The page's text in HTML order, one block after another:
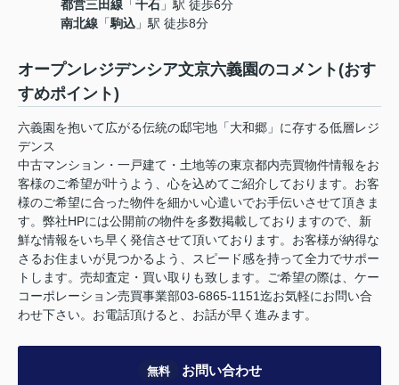
都営三田線 「千石 」駅 徒歩6分
南北線 「駒込 」駅 徒歩8分
オープンレジデンシア文京六義園のコメント(おす
すめポイント)
六義園を抱いて広がる伝統の邸宅地「大和郷」に存する低層レジ
デンス
中古マンション・一戸建て・土地等の東京都内売買物件情報をお
客様のご希望が叶うよう、心を込めてご紹介しております。お客
様のご希望に合った物件を細かい心遣いでお手伝いさせて頂きま
す。弊社HPには公開前の物件を多数掲載しておりますので、新
鮮な情報をいち早く発信させて頂いております。お客様が納得な
さるお住まいが見つかるよう、スピード感を持って全力でサポー
トします。売却査定・買い取りも致します。ご希望の際は、ケー
コーポレーション売買事業部03-6865-1151迄お気軽にお問い合
わせ下さい。お電話頂けると、お話が早く進みます。
無料 お問い合わせ